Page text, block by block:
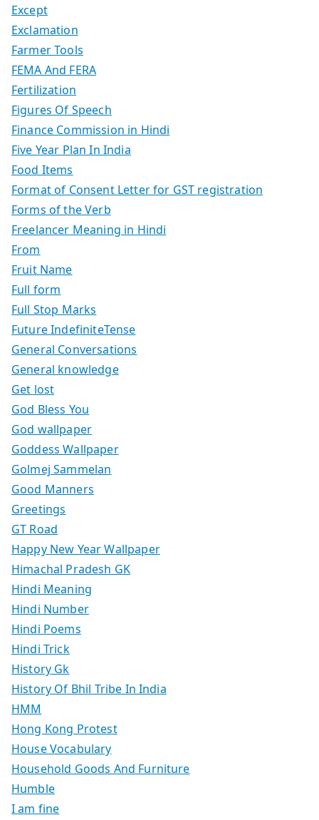
Except
Exclamation
Farmer Tools
FEMA And FERA
Fertilization
Figures Of Speech
Finance Commission in Hindi
Five Year Plan In India
Food Items
Format of Consent Letter for GST registration
Forms of the Verb
Freelancer Meaning in Hindi
From
Fruit Name
Full form
Full Stop Marks
Future IndefiniteTense
General Conversations
General knowledge
Get lost
God Bless You
God wallpaper
Goddess Wallpaper
Golmej Sammelan
Good Manners
Greetings
GT Road
Happy New Year Wallpaper
Himachal Pradesh GK
Hindi Meaning
Hindi Number
Hindi Poems
Hindi Trick
History Gk
History Of Bhil Tribe In India
HMM
Hong Kong Protest
House Vocabulary
Household Goods And Furniture
Humble
I am fine